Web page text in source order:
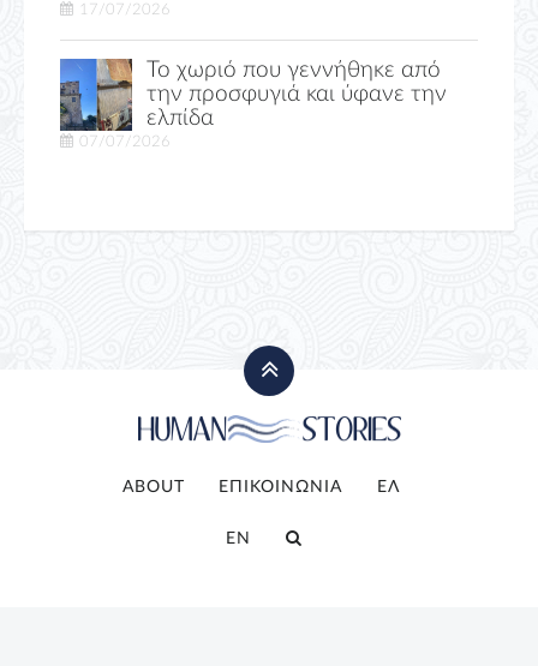
17/07/2026
Το χωριό που γεννήθηκε από
την προσφυγιά και ύφανε την
ελπίδα
07/07/2026
ABOUT ΕΠΙΚΟΙΝΩΝΙΑ ΕΛ
EN